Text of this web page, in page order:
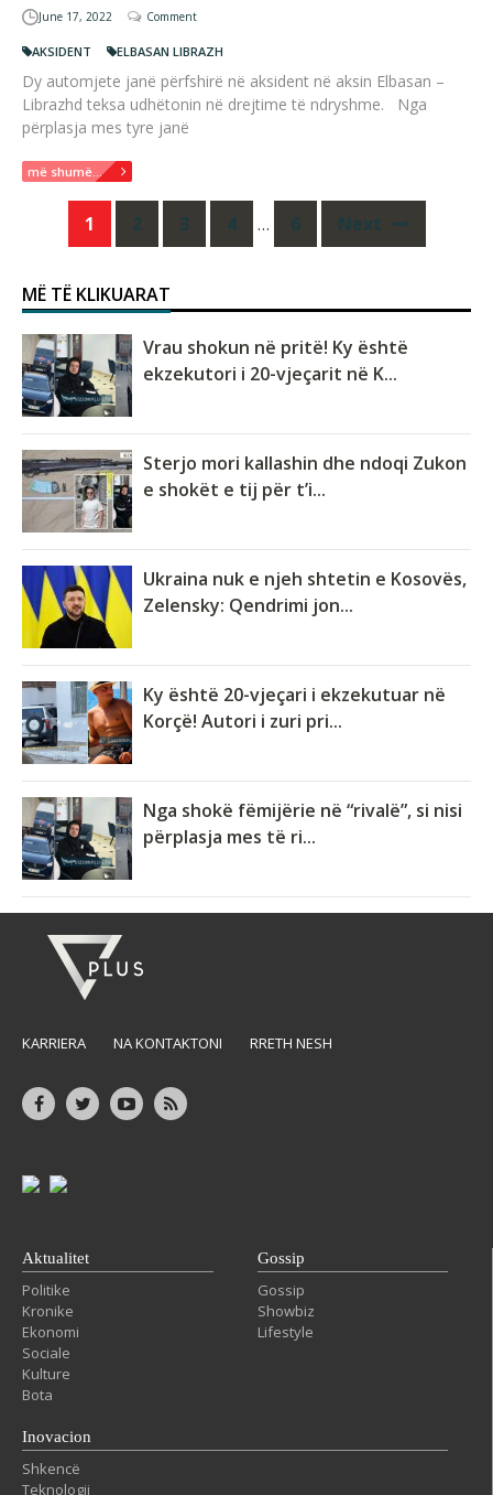
June 17, 2022 Comment
AKSIDENT ELBASAN LIBRAZH
Dy automjete janë përfshirë në aksident në aksin Elbasan –
Librazhd teksa udhëtonin në drejtime të ndryshme. Nga
përplasja mes tyre janë
më shumë...
Posts
navigation
1 2 3 4 … 6 Next
MË TË KLIKUARAT
Vrau shokun në pritë! Ky është
ekzekutori i 20-vjeçarit në K...
Sterjo mori kallashin dhe ndoqi Zukon
e shokët e tij për t’i...
Ukraina nuk e njeh shtetin e Kosovës,
Zelensky: Qendrimi jon...
Ky është 20-vjeçari i ekzekutuar në
Korçë! Autori i zuri pri...
Nga shokë fëmijërie në “rivalë”, si nisi
përplasja mes të ri...
KARRIERA NA KONTAKTONI RRETH NESH
Aktualitet
Politike
Kronike
Ekonomi
Sociale
Kulture
Bota
Gossip
Gossip
Showbiz
Lifestyle
Inovacion
Shkencë
Teknologji